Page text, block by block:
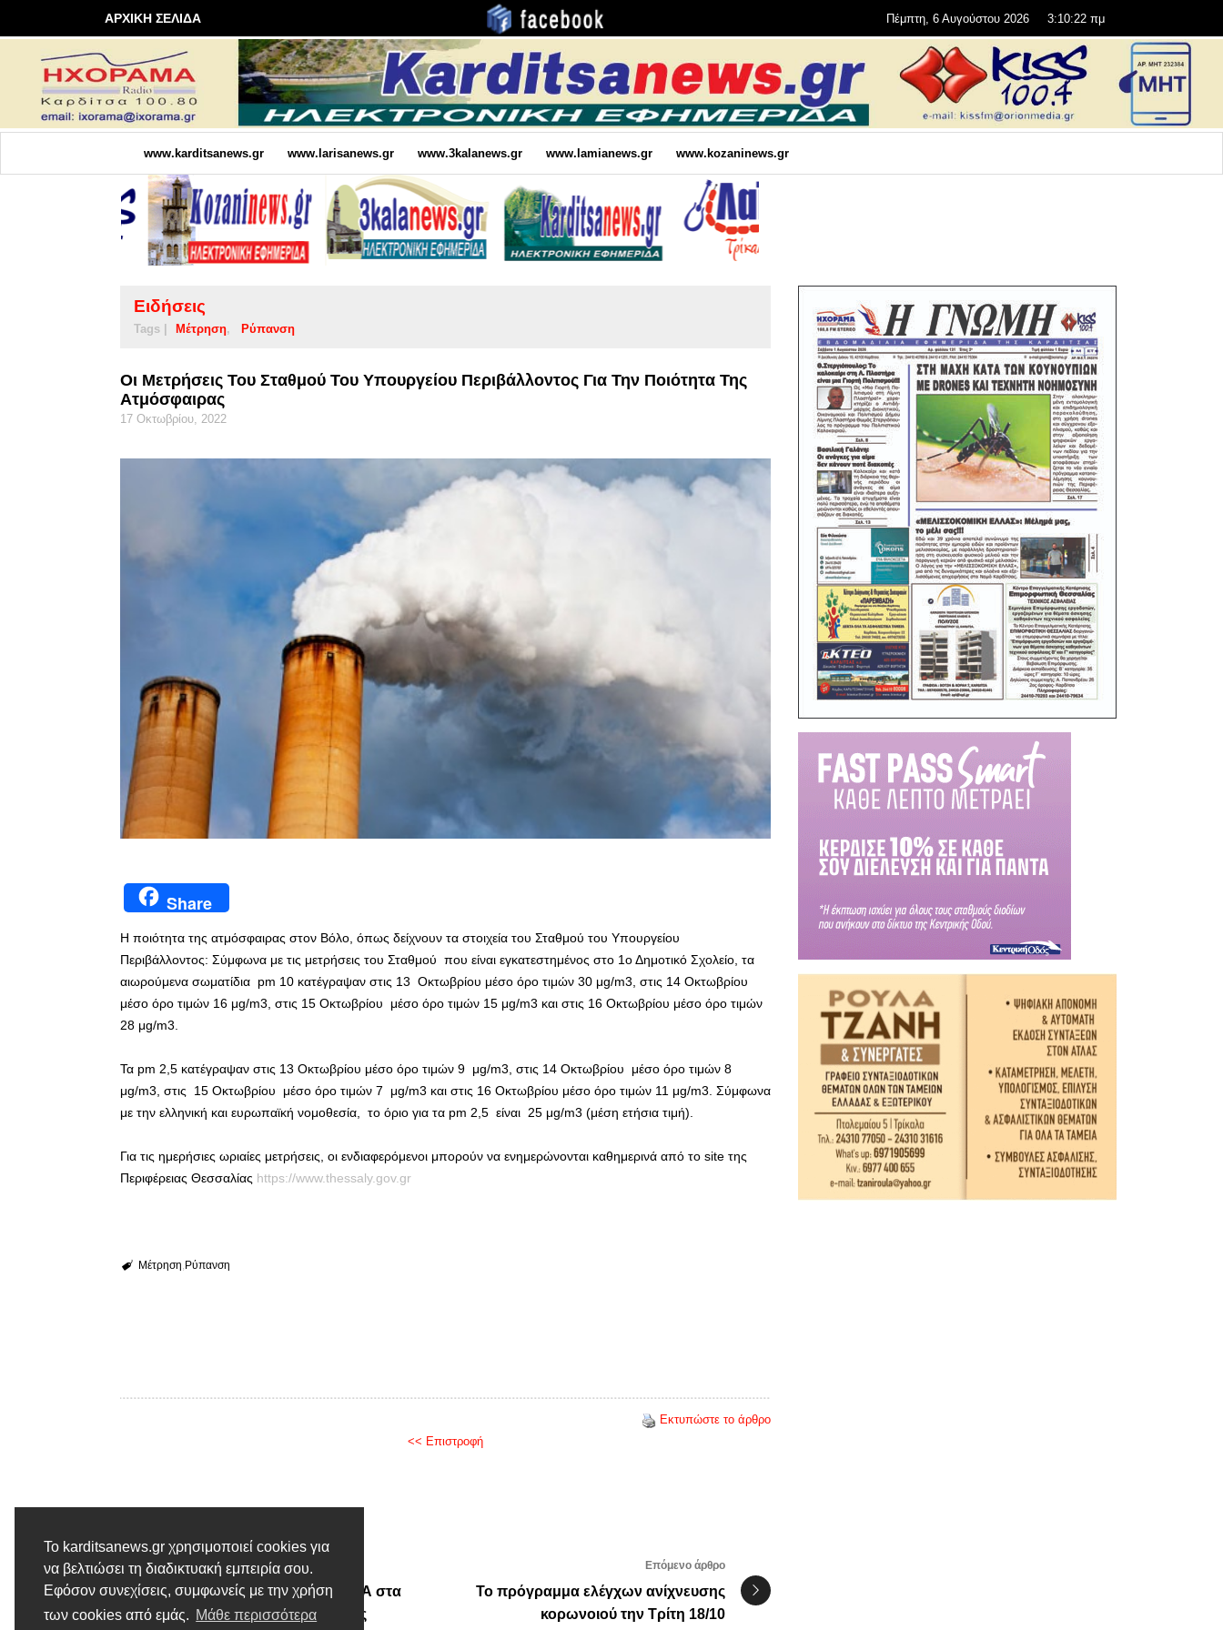
Το karditsanews.gr χρησιμοποιεί cookies για
να βελτιώσει τη διαδικτυακή εμπειρία σου.
Εφόσον συνεχίσεις, συμφωνείς με την χρήση
των cookies από εμάς. Μάθε περισσότερα
ΑΡΧΙΚΗ ΣΕΛΙΔΑ Πέμπτη, 6 Αυγούστου 2026 3:10:22 πμ
www.karditsanews.gr www.larisanews.gr www.3kalanews.gr www.lamianews.gr www.kozaninews.gr
Ειδήσεις
Tags | Μέτρηση Ρύπανση
Οι Μετρήσεις Του Σταθμού Του Υπουργείου Περιβάλλοντος Για Την Ποιότητα Της
Ατμόσφαιρας
17 Οκτωβρίου, 2022
Share
Η ποιότητα της ατμόσφαιρας στον Βόλο, όπως δείχνουν τα στοιχεία του Σταθμού του Υπουργείου
Περιβάλλοντος: Σύμφωνα με τις μετρήσεις του Σταθμού που είναι εγκατεστημένος στο 1ο Δημοτικό Σχολείο, τα
αιωρούμενα σωματίδια pm 10 κατέγραψαν στις 13 Οκτωβρίου μέσο όρο τιμών 30 μg/m3, στις 14 Οκτωβρίου
μέσο όρο τιμών 16 μg/m3, στις 15 Οκτωβρίου μέσο όρο τιμών 15 μg/m3 και στις 16 Οκτωβρίου μέσο όρο τιμών
28 μg/m3.
Τα pm 2,5 κατέγραψαν στις 13 Οκτωβρίου μέσο όρο τιμών 9 μg/m3, στις 14 Οκτωβρίου μέσο όρο τιμών 8
μg/m3, στις 15 Οκτωβρίου μέσο όρο τιμών 7 μg/m3 και στις 16 Οκτωβρίου μέσο όρο τιμών 11 μg/m3. Σύμφωνα
με την ελληνική και ευρωπαϊκή νομοθεσία, το όριο για τα pm 2,5 είναι 25 μg/m3 (μέση ετήσια τιμή).
Για τις ημερήσιες ωριαίες μετρήσεις, οι ενδιαφερόμενοι μπορούν να ενημερώνονται καθημερινά από το site της
Περιφέρειας Θεσσαλίας https://www.thessaly.gov.gr
Μέτρηση Ρύπανση
Εκτυπώστε το άρθρο
<< Επιστροφή
Προηγούμενο άρθρο
Σε εκτέλεση τα έργα της ΣΑΤΑ στα
ορεινά του Δήμου Καρδίτσας
Επόμενο άρθρο
Το πρόγραμμα ελέγχων ανίχνευσης
κορωνοιού την Τρίτη 18/10